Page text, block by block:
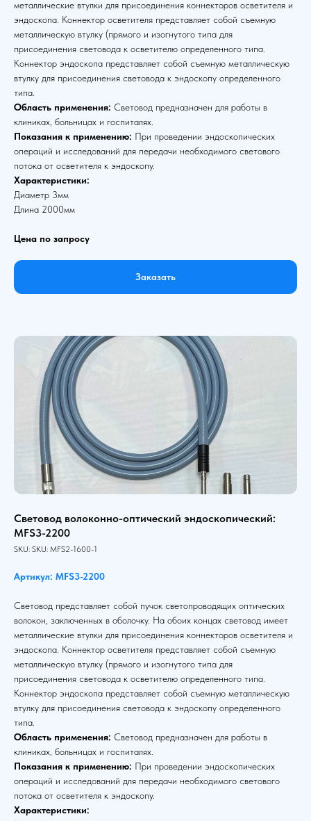
металлические втулки для присоединения коннекторов осветителя и
эндоскопа. Коннектор осветителя представляет собой съемную
металлическую втулку (прямого и изогнутого типа для
присоединения световода к осветителю определенного типа.
Коннектор эндоскопа представляет собой съемную металлическую
втулку для присоединения световода к эндоскопу определенного
типа.
Область применения: Световод предназначен для работы в
клиниках, больницах и госпиталях.
Показания к применению: При проведении эндоскопических
операций и исследований для передачи необходимого светового
потока от осветителя к эндоскопу.
Характеристики:
Диаметр 3мм
Длина 2000мм
Цена по запросу
Заказать
Световод волоконно-оптический эндоскопический:
MFS3-2200
SKU: SKU: MFS2-1600-1
Артикул: MFS3-2200
Световод представляет собой пучок светопроводящих оптических
волокон, заключенных в оболочку. На обоих концах световод имеет
металлические втулки для присоединения коннекторов осветителя и
эндоскопа. Коннектор осветителя представляет собой съемную
металлическую втулку (прямого и изогнутого типа для
присоединения световода к осветителю определенного типа.
Коннектор эндоскопа представляет собой съемную металлическую
втулку для присоединения световода к эндоскопу определенного
типа.
Область применения: Световод предназначен для работы в
клиниках, больницах и госпиталях.
Показания к применению: При проведении эндоскопических
операций и исследований для передачи необходимого светового
потока от осветителя к эндоскопу.
Характеристики: